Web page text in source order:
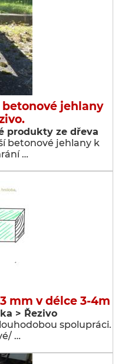
jehlany
produkty ze dřeva
betonové jehlany k
…
mm v délce 3-4m
> Řezivo
spolupráci.
…